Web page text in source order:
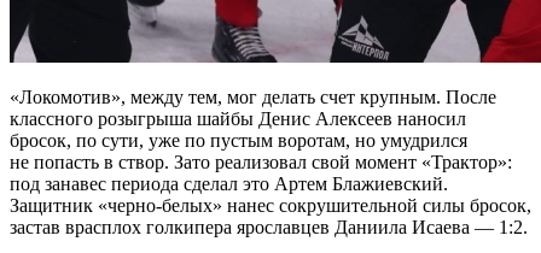
«Локомотив», между тем, мог делать счет крупным. После
классного розыгрыша шайбы Денис Алексеев наносил
бросок, по сути, уже по пустым воротам, но умудрился
не попасть в створ. Зато реализовал свой момент «Трактор»:
под занавес периода сделал это Артем Блажиевский.
Защитник «черно-белых» нанес сокрушительной силы бросок,
застав врасплох голкипера ярославцев Даниила Исаева — 1:2.